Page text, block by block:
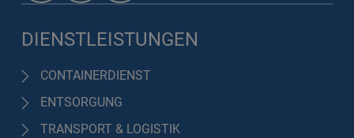
DIENSTLEISTUNGEN
CONTAINERDIENST
ENTSORGUNG
TRANSPORT & LOGISTIK